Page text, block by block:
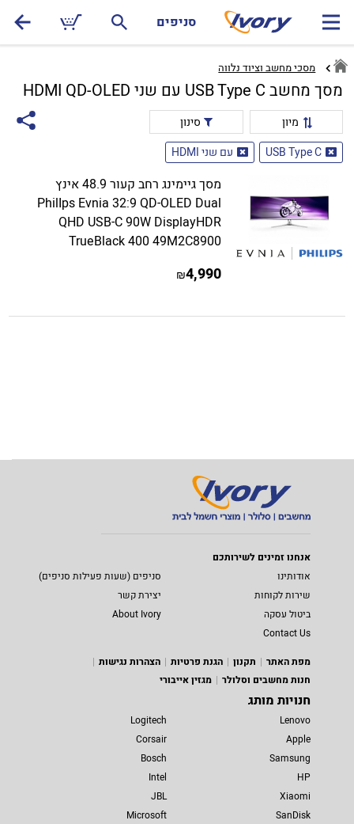
סניפים
מסכי מחשב וציוד נלווה
מסך מחשב USB Type C עם שני HDMI QD-OLED
מיון
סינון
USB Type C
עם שני HDMI
מסך גיימינג רחב קעור 48.9 אינץ
PhilIps Evnia 32:9 QD-OLED Dual
QHD USB-C 90W DisplayHDR
TrueBlack 400 49M2C8900
4,990
₪
אנחנו זמינים לשירותכם
אודותינו
סניפים (שעות פעילות סניפים)
שירות לקוחות
יצירת קשר
ביטול עסקה
About Ivory
Contact Us
מפת האתר
תקנון הגנת פרטיות
הצהרות נגישות
חנות מחשבים וסלולר
מגזין אייבורי
חנויות מותג
Lenovo
Apple
Samsung
HP
Xiaomi
SanDisk
Logitech
Corsair
Bosch
Intel
JBL
Microsoft